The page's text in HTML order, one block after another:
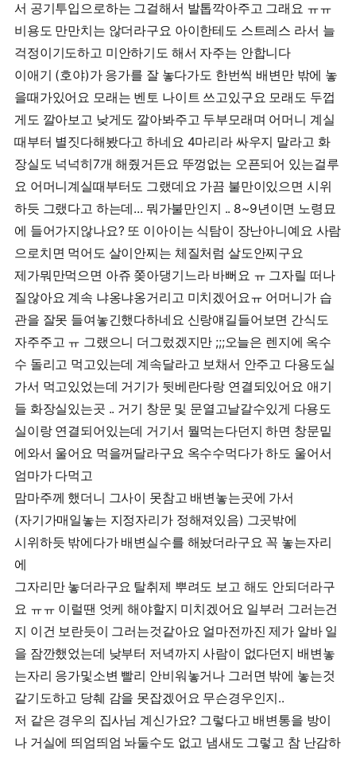
서 공기투입으로하는 그걸해서 발톱깍아주고 그래요 ㅠㅠ
비용도 만만치는 않더라구요 아이한테도 스트레스 라서 늘
걱정이기도하고 미안하기도 해서 자주는 안합니다
이애기 (호야)가 응가를 잘 놓다가도 한번씩 배변만 밖에 놓
을때가있어요 모래는 벤토 나이트 쓰고있구요 모래도 두껍
게도 깔아보고 낮게도 깔아봐주고 두부모래며 어머니 계실
때부터 별짓다해봤다고 하네요 4마리라 싸우지 말라고 화
장실도 넉넉히7개 해줬거든요 뚜껑없는 오픈되어 있는걸루
요 어머니계실때부터도 그랬데요 가끔 불만이있으면 시위
하듯 그랬다고 하는데... 뭐가불만인지 .. 8~9년이면 노령묘
에 들어가지않나요? 또 이아이는 식탐이 장난아니예요 사람
으로치면 먹어도 살이안찌는 체질처럼 살도안찌구요
제가뭐만먹으면 아쥬 쫒아댕기느라 바뻐요 ㅠ 그자릴 떠나
질않아요 계속 냐옹냐옹거리고 미치겠어요ㅠ 어머니가 습
관을 잘못 들여놓긴했다하네요 신랑얘길들어보면 간식도
자주주고 ㅠ 그랬으니 더그렀겠지만 ;;;오늘은 렌지에 옥수
수 돌리고 먹고있는데 계속달라고 보채서 안주고 다용도실
가서 먹고있었는데 거기가 뒷베란다랑 연결되있어요 애기
들 화장실있는곳 .. 거기 창문 및 문열고날갈수있게 다용도
실이랑 연결되어있는데 거기서 뭘먹는다던지 하면 창문밑
에와서 울어요 먹을꺼달라구요 옥수수먹다가 하도 울어서
엄마가 다먹고
맘마주께 했더니 그사이 못참고 배변놓는곳에 가서
(자기가매일놓는 지정자리가 정해져있음) 그곳밖에
시위하듯 밖에다가 배변실수를 해놨더라구요 꼭 놓는자리
에
그자리만 놓더라구요 탈취제 뿌려도 보고 해도 안되더라구
요 ㅠㅠ 이럴땐 엇케 해야할지 미치겠어요 일부러 그러는건
지 이건 보란듯이 그러는것같아요 얼마전까진 제가 알바 일
을 잠깐했었는데 낮부터 저녁까지 사람이 없다던지 배변놓
는자리 응가및소변 빨리 안비워놓거나 그러면 밖에 놓는것
같기도하고 당췌 감을 못잡겠어요 무슨경우인지..
저 같은 경우의 집사님 계신가요? 그렇다고 배변통을 방이
나 거실에 띄엄띄엄 놔둘수도 없고 냄새도 그렇고 참 난감하